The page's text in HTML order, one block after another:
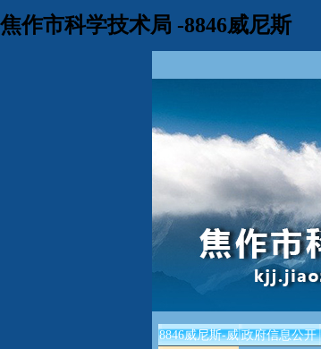
焦作市科学技术局 -8846威尼斯
8846威尼斯-威 政府信息公开